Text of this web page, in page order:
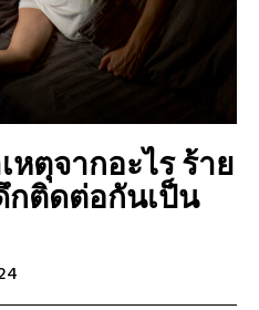
ตุจากอะไร ร้าย
กติดต่อกันเป็น